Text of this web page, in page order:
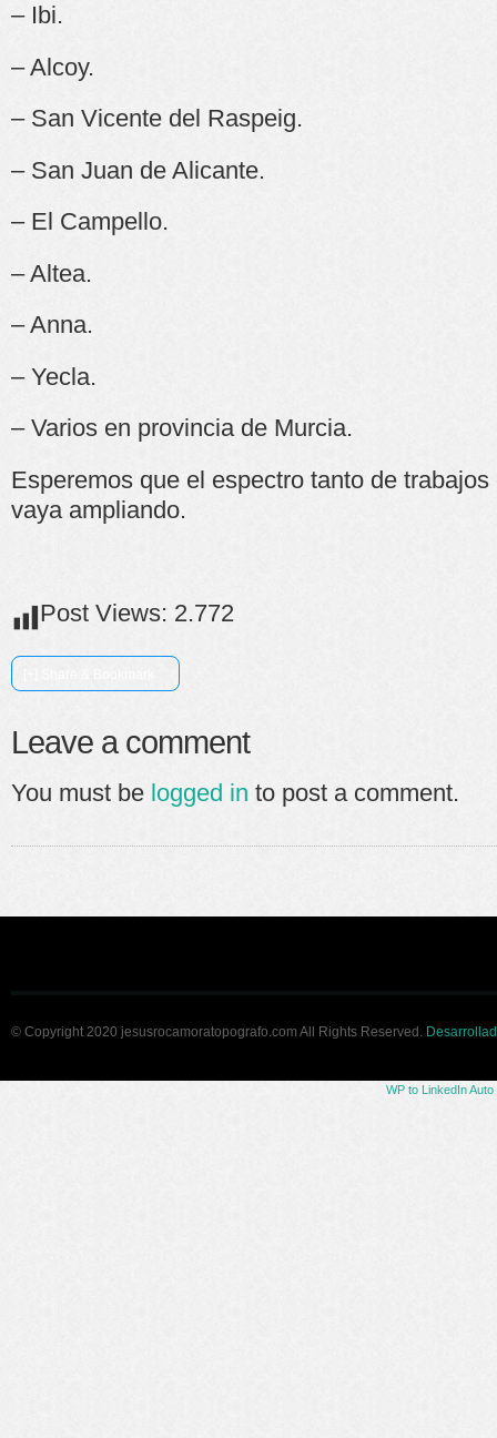
– Ibi.
– Alcoy.
– San Vicente del Raspeig.
– San Juan de Alicante.
– El Campello.
– Altea.
– Anna.
– Yecla.
– Varios en provincia de Murcia.
Esperemos que el espectro tanto de
vaya ampliando.
Post Views: 2.772
Leave a comment
You must be logged in to post a comment.
© Copyright 2020 jesusrocamoratopografo.com All Rights Reserved.
WP to LinkedIn Auto